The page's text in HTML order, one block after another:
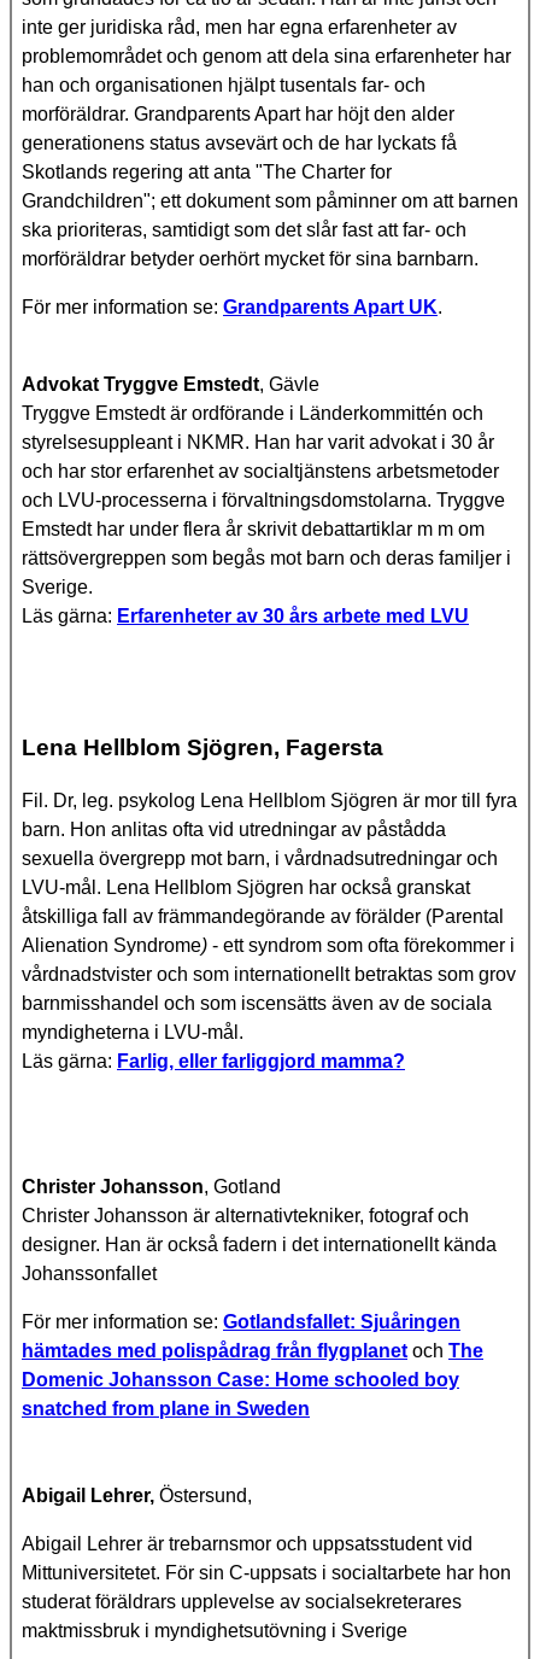
inte ger juridiska råd, men har egna erfarenheter av
problemområdet och genom att dela sina erfarenheter har
han och organisationen hjälpt tusentals far- och
morföräldrar. Grandparents Apart har höjt den alder
generationens status avsevärt och de har lyckats få
Skotlands regering att anta "The Charter for
Grandchildren"; ett dokument som påminner om att barnen
ska prioriteras, samtidigt som det slår fast att far- och
morföräldrar betyder oerhört mycket för sina barnbarn.
För mer information se: Grandparents Apart UK.
Advokat Tryggve Emstedt, Gävle
Tryggve Emstedt är ordförande i Länderkommittén och
styrelsesuppleant i NKMR. Han har varit advokat i 30 år
och har stor erfarenhet av socialtjänstens arbetsmetoder
och LVU-processerna i förvaltningsdomstolarna. Tryggve
Emstedt har under flera år skrivit debattartiklar m m om
rättsövergreppen som begås mot barn och deras familjer i
Sverige.
Läs gärna: Erfarenheter av 30 års arbete med LVU
Lena Hellblom Sjögren, Fagersta
Fil. Dr, leg. psykolog Lena Hellblom Sjögren är mor till fyra
barn. Hon anlitas ofta vid utredningar av påstådda
sexuella övergrepp mot barn, i vårdnadsutredningar och
LVU-mål. Lena Hellblom Sjögren har också granskat
åtskilliga fall av främmandegörande av förälder (Parental
Alienation Syndrome) - ett syndrom som ofta förekommer i
vårdnadstvister och som internationellt betraktas som grov
barnmisshandel och som iscensätts även av de sociala
myndigheterna i LVU-mål.
Läs gärna: Farlig, eller farliggjord mamma?
Christer Johansson, Gotland
Christer Johansson är alternativtekniker, fotograf och
designer. Han är också fadern i det internationellt kända
Johanssonfallet
För mer information se: Gotlandsfallet: Sjuåringen
hämtades med polispådrag från flygplanet och The
Domenic Johansson Case: Home schooled boy
snatched from plane in Sweden
Abigail Lehrer, Östersund,
Abigail Lehrer är trebarnsmor och uppsatsstudent vid
Mittuniversitetet. För sin C-uppsats i socialtarbete har hon
studerat föräldrars upplevelse av socialsekreterares
maktmissbruk i myndighetsutövning i Sverige